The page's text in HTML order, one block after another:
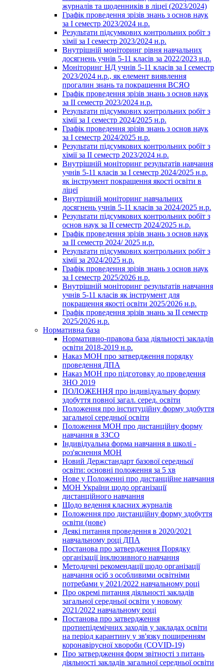
журналів та щоденників в ліцеї (2023/2024)
Графік проведення зрізів знань з основ наук
за І семестр 2023/2024 н.р.
Результати підсумкових контрольних робіт з
хімії за І семестр 2023/2024 н.р.
Внутрішній моніторинг рівня навчальних
досягнень учнів 5-11 класів за 2022/2023 н.р.
Моніторинг НД учнів 5-11 класів за І семестр
2023/2024 н.р., як елемент виявлення
прогалин знань та покращення ВСЯО
Графік проведення зрізів знань з основ наук
за ІІ семестр 2023/2024 н.р.
Результати підсумкових контрольних робіт з
хімії за І семестр 2024/2025 н.р.
Графік проведення зрізів знань з основ наук
за І семестр 2024/2025 н.р.
Результати підсумкових контрольних робіт з
хімії за ІІ семестр 2023/2024 н.р.
Внутрішній моніторинг результатів навчання
учнів 5-11 класів за І семестр 2024/2025 н.р.
як інструмент покращення якості освіти в
ліцеї
Внутрішній моніторинг навчальних
досягнень учнів 5-11 класів за 2024/2025 н.р.
Результати підсумкових контрольних робіт з
основ наук за ІІ семестр 2024/2025 н.р.
Графік проведення зрізів знань з основ наук
за ІІ семестр 2024/ 2025 н.р.
Результати підсумкових контрольних робіт з
хімії за 2024/2025 н.р.
Графік проведення зрізів знань з основ наук
за І семестр 2025/2026 н.р.
Внутрішній моніторинг результатів навчання
учнів 5-11 класів як інструмент для
покращення якості освіти 2025/2026 н.р.
Графік проведення зрізів знань за ІІ семестр
2025/2026 н.р.
Нормативна база
Нормативно-правова база діяльності закладів
освіти 2018-2019 н.р.
Наказ МОН про затвердження порядку
проведення ДПА
Наказ МОН про підготовку до проведення
ЗНО 2019
ПОЛОЖЕННЯ про індивідуальну форму
здобуття повної загал. серед. освіти
Положення про інституційну форму здобуття
загальної середньої освіти
Положення МОН про дистанційну форму
навчання в ЗЗСО
Індивідуальна форма навчання в школі -
роз'яснення МОН
Новий Держстандарт базової середньої
освіти: основні положення за 5 хв
Нове у Положенні про дистанційне навчання
МОН України щодо організації
дистанційного навчання
Щодо ведення класних журналів
Положення про дистанційну форму здобуття
освіти (нове)
Деякі питання проведення в 2020/2021
навчальному році ДПА
Постанова про затвердження Порядку
організації інклюзивного навчання
Методичні рекомендації щодо організації
навчання осіб з особливими освітніми
потребами у 2021/2022 навчальному році
Про окремі питання діяльності закладів
загальної середньої освіти у новому
2021/2022 навчальному році
Постанова про затвердження
протиепідемічних заходів у закладах освіти
на період карантину у зв'язку поширенням
коронавірусної хвороби (COVID-19)
Про затвердження форм звітності з питань
діяльності закладів загальної середньої освіти